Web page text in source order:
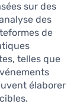
sur des
des
de
telles que
élaborer